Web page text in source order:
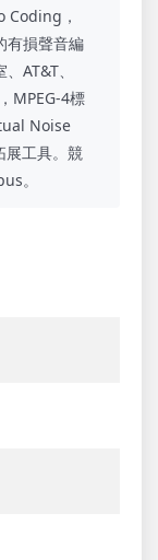
Coding，
有損聲音編
AT&T、
MPEG-4標
Noise
工具。競
。